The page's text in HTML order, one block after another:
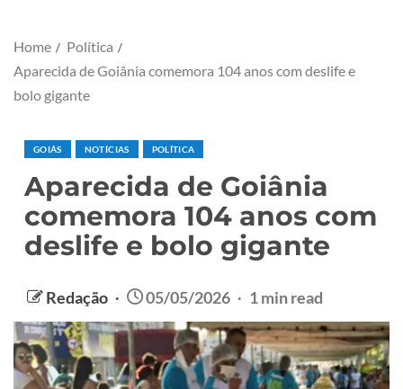
Home
Política
Aparecida de Goiânia comemora 104 anos com deslife e
bolo gigante
GOIÁS NOTÍCIAS POLÍTICA
Aparecida de Goiânia
comemora 104 anos com
deslife e bolo gigante
Redação 05/05/2026 1 min read